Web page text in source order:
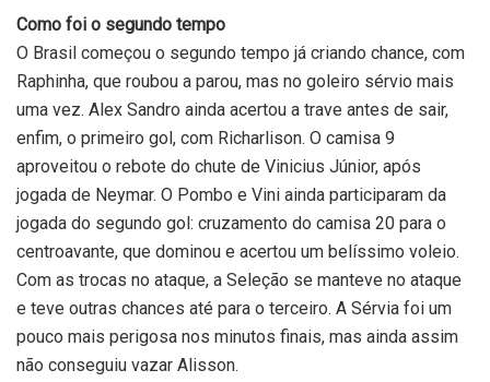
Como foi o segundo tempo
O Brasil começou o segundo tempo já criando chance, com
Raphinha, que roubou a parou, mas no goleiro sérvio mais
uma vez. Alex Sandro ainda acertou a trave antes de sair,
enfim, o primeiro gol, com Richarlison. O camisa 9
aproveitou o rebote do chute de Vinicius Júnior, após
jogada de Neymar. O Pombo e Vini ainda participaram da
jogada do segundo gol: cruzamento do camisa 20 para o
centroavante, que dominou e acertou um belíssimo voleio.
Com as trocas no ataque, a Seleção se manteve no ataque
e teve outras chances até para o terceiro. A Sérvia foi um
pouco mais perigosa nos minutos finais, mas ainda assim
não conseguiu vazar Alisson.